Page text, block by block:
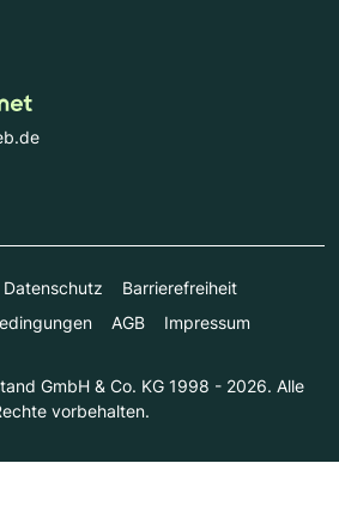
Datenschutz
Barrierefreiheit
AGB Impressum
GmbH & Co. KG 1998 - 2026. Alle
vorbehalten.